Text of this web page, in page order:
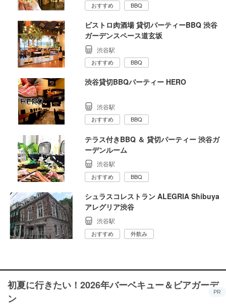
おすすめ BBQ
ビストロ肉酒場 貸切パーティーBBQ 渋谷
ガーデンスペース道玄坂
渋谷駅
おすすめ BBQ
渋谷貸切BBQパーティー HERO
渋谷駅
おすすめ BBQ
テラス付きBBQ ＆ 貸切パーティー 渋谷ガ
ーデンルーム
渋谷駅
おすすめ BBQ
シュラスコレストラン ALEGRIA Shibuya
アレグリア渋谷
渋谷駅
おすすめ 外飲み
初夏に行きたい！2026年バーベキュー＆ビアガーデ
ン
PR